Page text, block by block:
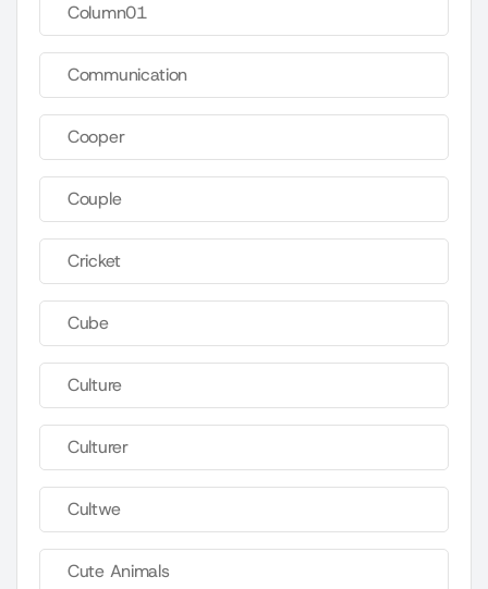
Column01
Communication
Cooper
Couple
Cricket
Cube
Culture
Culturer
Cultwe
Cute Animals